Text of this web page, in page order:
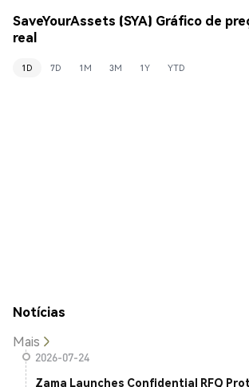
SaveYourAssets (SYA) Gráfico de
real
1D 7D 1M 3M 1Y YTD
Notícias
Mais
2026-07-24
Zama Launches Confidential RFQ